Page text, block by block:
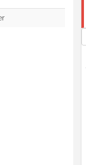
Ricky substituído por Pedro Xavier